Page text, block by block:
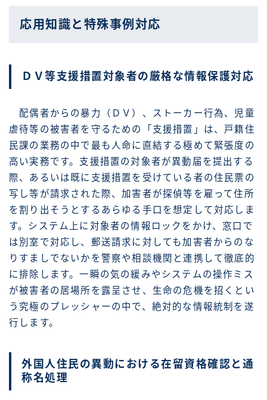
応用知識と特殊事例対応
ＤＶ等支援措置対象者の厳格な情報保護対応
配偶者からの暴力（ＤＶ）、ストーカー行為、児童
虐待等の被害者を守るための「支援措置」は、戸籍住
民課の業務の中で最も人命に直結する極めて緊張度の
高い実務です。支援措置の対象者が異動届を提出する
際、あるいは既に支援措置を受けている者の住民票の
写し等が請求された際、加害者が探偵等を雇って住所
を割り出そうとするあらゆる手口を想定して対応しま
す。システム上に対象者の情報ロックをかけ、窓口で
は別室で対応し、郵送請求に対しても加害者からのな
りすましでないかを警察や相談機関と連携して徹底的
に排除します。一瞬の気の緩みやシステムの操作ミス
が被害者の居場所を露呈させ、生命の危機を招くとい
う究極のプレッシャーの中で、絶対的な情報統制を遂
行します。
外国人住民の異動における在留資格確認と通
称名処理